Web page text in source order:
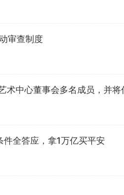
审查制度
术中心董事会多名成员，并
全答应，拿1万亿买平安